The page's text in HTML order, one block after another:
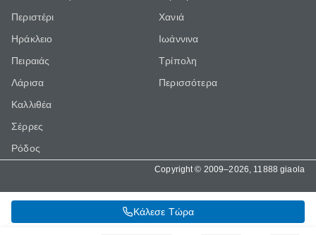
Κάλεσε Τώρα
Περιστέρι
Ηράκλειο
Πειραιάς
Λάρισα
Καλλιθέα
Σέρρες
Ρόδος
Χανιά
Ιωάννινα
Τρίπολη
Περισσότερα
Copyright © 2009–2026, 11888 giaola